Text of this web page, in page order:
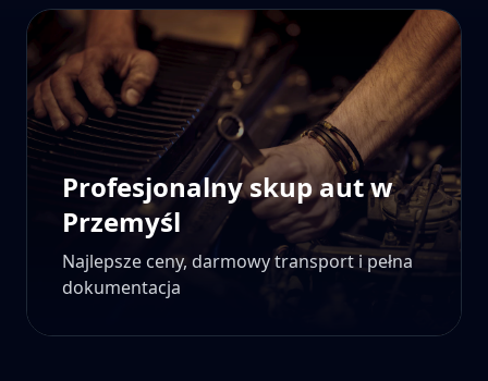
Profesjonalny skup aut w
Przemyśl
Najlepsze ceny, darmowy transport i pełna
dokumentacja